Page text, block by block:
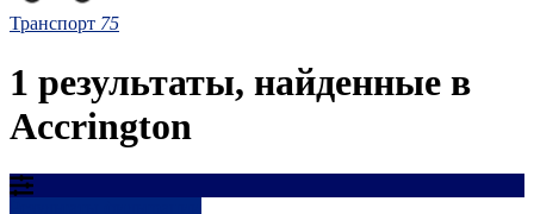
Транспорт 75
1 результаты, найденные в
Accrington